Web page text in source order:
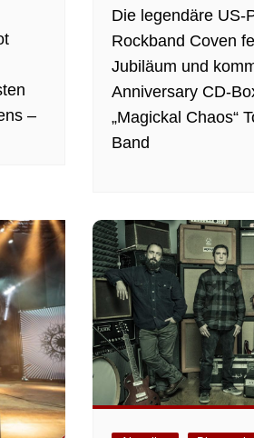
–
Die legendäre US-
Rockband Coven
Jubiläum und
Anniversary CD-
„Magickal Chaos“
Band